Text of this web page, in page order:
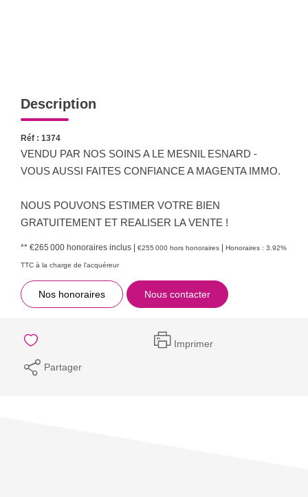
Description
Réf : 1374
VENDU PAR NOS SOINS A LE MESNIL ESNARD -
VOUS AUSSI FAITES CONFIANCE A MAGENTA IMMO.
NOUS POUVONS ESTIMER VOTRE BIEN
GRATUITEMENT ET REALISER LA VENTE !
** €265 000 honoraires inclus | €255 000 hors honoraires | Honoraires : 3.92%
TTC à la charge de l'acquéreur
Nos honoraires Nous contacter
Imprimer
Partager